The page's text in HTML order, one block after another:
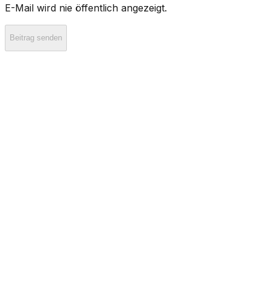
E-Mail wird nie öffentlich angezeigt.
Beitrag senden